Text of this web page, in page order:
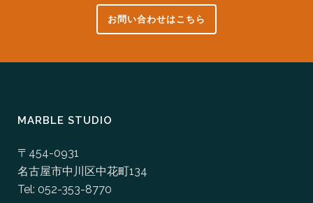
お問い合わせはこちら
MARBLE STUDIO
〒454-0931
名古屋市中川区中花町134
Tel: 052-353-8770